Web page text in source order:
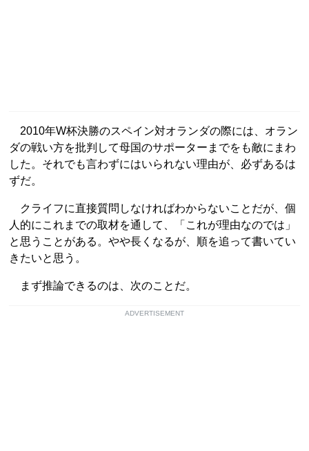
2010年W杯決勝のスペイン対オランダの際には、オラン
ダの戦い方を批判して母国のサポーターまでをも敵にまわ
した。それでも言わずにはいられない理由が、必ずあるは
ずだ。
クライフに直接質問しなければわからないことだが、個
人的にこれまでの取材を通して、「これが理由なのでは」
と思うことがある。やや長くなるが、順を追って書いてい
きたいと思う。
まず推論できるのは、次のことだ。
ADVERTISEMENT